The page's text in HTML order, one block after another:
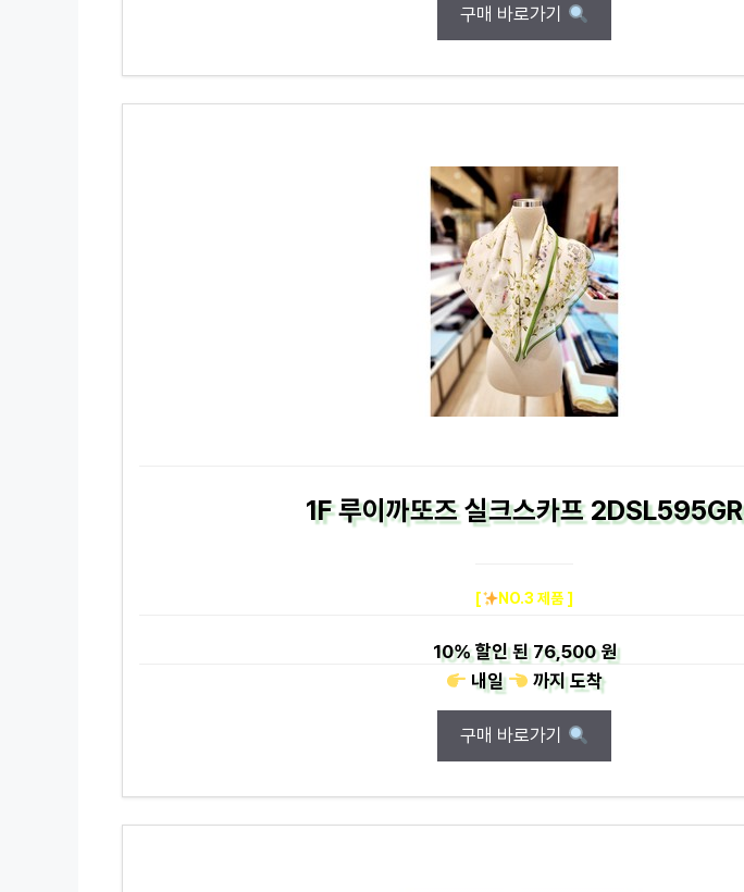
구매 바로가기
1F 루이까또즈 실크스카프 2DSL595GR
[ NO.3 제품 ]
10%할인 된76,500 원
내일
까지도착
구매 바로가기